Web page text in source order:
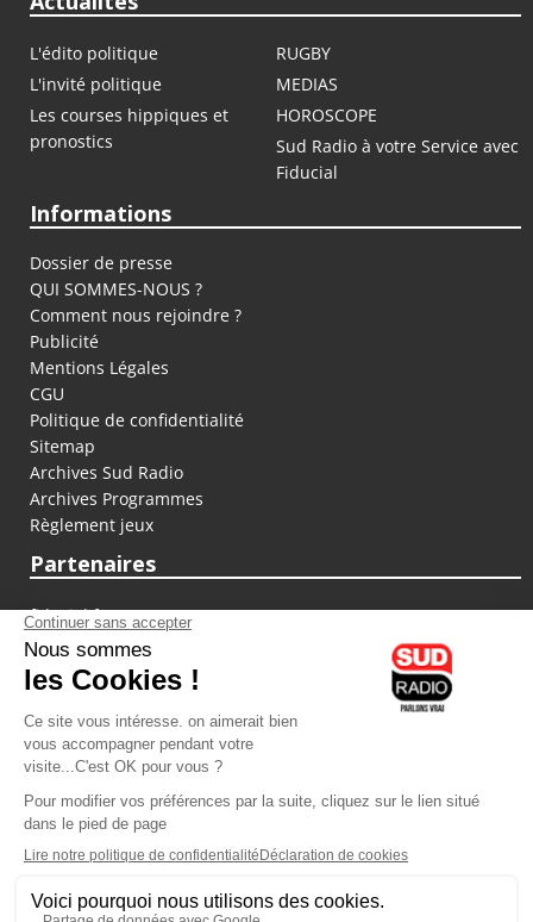
L'édito politique
RUGBY
L'invité politique
MEDIAS
Les courses hippiques et
pronostics
HOROSCOPE
Sud Radio à votre Service avec
Fiducial
Informations
Dossier de presse
QUI SOMMES-NOUS ?
Comment nous rejoindre ?
Publicité
Mentions Légales
CGU
Politique de confidentialité
Sitemap
Archives Sud Radio
Archives Programmes
Règlement jeux
Partenaires
fiducial.fr
lyoncapitale.fr
olympique-et-lyonnais.com
L'application Iphone / Android
Téléchargez l'application
Les cookies
Gestion des cookies